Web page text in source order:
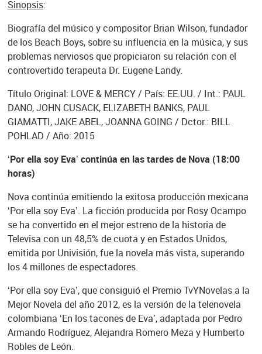
Sinopsis:
Biografía del músico y compositor Brian Wilson, fundador
de los Beach Boys, sobre su influencia en la música, y sus
problemas nerviosos que propiciaron su relación con el
controvertido terapeuta Dr. Eugene Landy.
Título Original: LOVE & MERCY / País: EE.UU. / Int.: PAUL
DANO, JOHN CUSACK, ELIZABETH BANKS, PAUL
GIAMATTI, JAKE ABEL, JOANNA GOING / Dctor.: BILL
POHLAD / Año: 2015
‘Por ella soy Eva’ continúa en las tardes de Nova (18:00
horas)
Nova continúa emitiendo la exitosa producción mexicana
‘Por ella soy Eva’. La ficción producida por Rosy Ocampo
se ha convertido en el mejor estreno de la historia de
Televisa con un 48,5% de cuota y en Estados Unidos,
emitida por Univisión, fue la novela más vista, superando
los 4 millones de espectadores.
‘Por ella soy Eva’, que consiguió el Premio TvYNovelas a la
Mejor Novela del año 2012, es la versión de la telenovela
colombiana ‘En los tacones de Eva’, adaptada por Pedro
Armando Rodríguez, Alejandra Romero Meza y Humberto
Robles de León.